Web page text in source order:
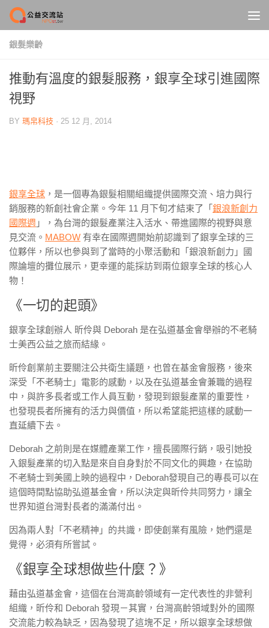
Skip to content
銀髮樂齡
推動有溫度的銀髮服務，銀享全球引進國際
視野
BY 瑪帛科技 · 25 12 月, 2014
銀享全球 ，是一個專為銀髮相關組織提供國際交流、培力與行
銷服務的新創社會企業。今年 11 月下旬才結束了「 銀浪新創力
國際週 」，為台灣的銀髮產業注入活水、帶進國際的視野與意
見交流。 MABOW 有幸在國際週開始前認識到了銀享全球的三
位夥伴，所以也參與到了當時的小聚活動和「銀浪新創力」國
際論壇的攤位展示，更幸運的能採訪到兩位銀享全球的核心人
物！
《一切的起頭》
銀享全球創辦人 昕伶與 Deborah 是在弘道基金會舉辦的不老騎
士美西公益之旅而結緣。
昕伶創業前主要關注公共衛生議題，也曾在基金會服務，後來
深受「不老騎士」電影的感動，以及在弘道基金會兼職的過程
中，與許多長者或工作人員互動，發現到銀髮產業的重要性，
也發現長者所擁有的活力與價值，所以希望能把這樣的感動一
直延續下去。
Deborah 之前則是在媒體產業工作，擅長國際行銷，吸引她投
入銀髮產業的切入點是來自自身對於不同文化的興趣，在協助
不老騎士到美國上映的過程中，Deborah發現自己的專長可以在
這個時間點協助弘道基金會，所以決定與昕伶共同努力，讓全
世界知道台灣對長者的滿滿付出。
因為兩人對「不老精神」的共識，即使創業有風險，她們還是
覺得，必須有所嘗試。
《銀享全球想做些什麼？》
藉由弘道基金會，這個在台灣高齡領域有一定代表性的非營利
組織，昕伶和 Deborah 發現－其實，台灣高齡領域對外的國際
交流能力較為缺乏，因為發現了這塊不足，所以銀享全球想做